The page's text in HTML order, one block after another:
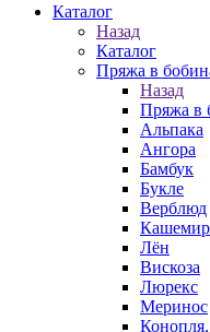
Каталог
Назад
Каталог
Пряжа в
Назад
Пряжа в
Альпака
Ангора
Бамбук
Букле
Верблюд
Кашемир
Лён
Вискоза
Люрекс
Меринос